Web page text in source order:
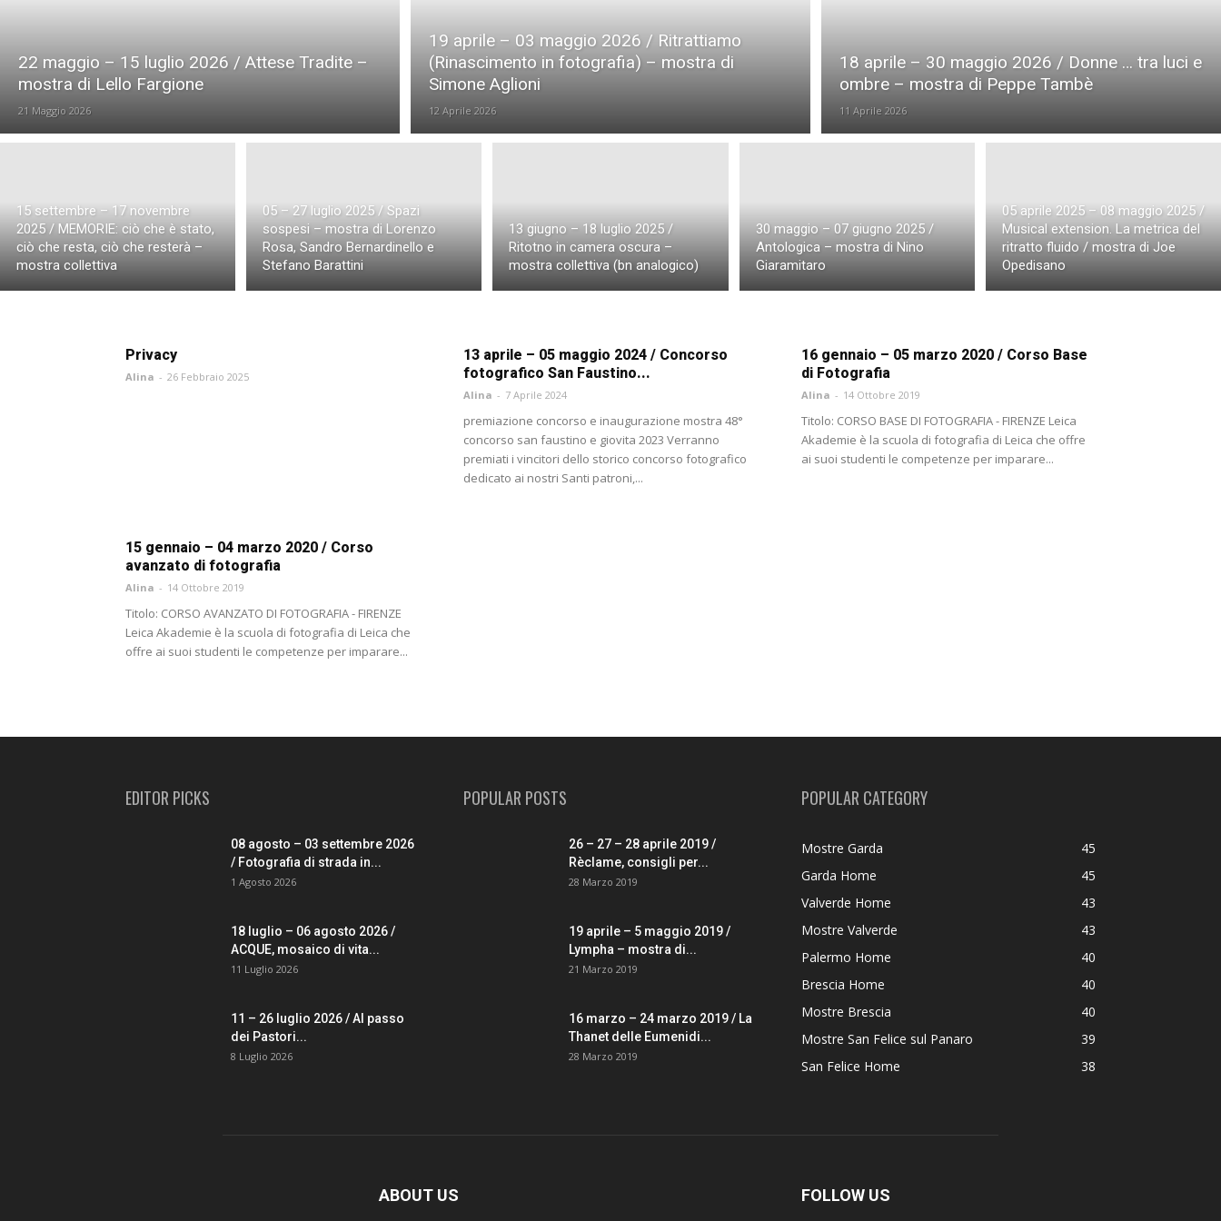
22 maggio – 15 luglio 2026 / Attese Tradite –
mostra di Lello Fargione
21 Maggio 2026
19 aprile – 03 maggio 2026 / Ritrattiamo
(Rinascimento in fotografia) – mostra di
Simone Aglioni
12 Aprile 2026
18 aprile – 30 maggio 2026 / Donne … tra luci e
ombre – mostra di Peppe Tambè
11 Aprile 2026
15 settembre – 17 novembre
2025 / MEMORIE: ciò che è stato,
ciò che resta, ciò che resterà –
mostra collettiva
05 – 27 luglio 2025 / Spazi
sospesi – mostra di Lorenzo
Rosa, Sandro Bernardinello e
Stefano Barattini
13 giugno – 18 luglio 2025 /
Ritotno in camera oscura –
mostra collettiva (bn analogico)
30 maggio – 07 giugno 2025 /
Antologica – mostra di Nino
Giaramitaro
05 aprile 2025 – 08 maggio 2025 /
Musical extension. La metrica del
ritratto fluido / mostra di Joe
Opedisano
Privacy
Alina - 26 Febbraio 2025
13 aprile – 05 maggio 2024 / Concorso
fotografico San Faustino...
Alina - 7 Aprile 2024
premiazione concorso e inaugurazione mostra 48°
concorso san faustino e giovita 2023 Verranno
premiati i vincitori dello storico concorso fotografico
dedicato ai nostri Santi patroni,...
16 gennaio – 05 marzo 2020 / Corso Base
di Fotografia
Alina - 14 Ottobre 2019
Titolo: CORSO BASE DI FOTOGRAFIA - FIRENZE Leica
Akademie è la scuola di fotografia di Leica che offre
ai suoi studenti le competenze per imparare...
15 gennaio – 04 marzo 2020 / Corso
avanzato di fotografia
Alina - 14 Ottobre 2019
Titolo: CORSO AVANZATO DI FOTOGRAFIA - FIRENZE
Leica Akademie è la scuola di fotografia di Leica che
offre ai suoi studenti le competenze per imparare...
EDITOR PICKS
08 agosto – 03 settembre 2026
/ Fotografia di strada in...
1 Agosto 2026
18 luglio – 06 agosto 2026 /
ACQUE, mosaico di vita...
11 Luglio 2026
11 – 26 luglio 2026 / Al passo
dei Pastori...
8 Luglio 2026
POPULAR POSTS
26 – 27 – 28 aprile 2019 /
Rèclame, consigli per...
28 Marzo 2019
19 aprile – 5 maggio 2019 /
Lympha – mostra di...
21 Marzo 2019
16 marzo – 24 marzo 2019 / La
Thanet delle Eumenidi...
28 Marzo 2019
POPULAR CATEGORY
Mostre Garda
45
Garda Home
45
Valverde Home
43
Mostre Valverde
43
Palermo Home
40
Brescia Home
40
Mostre Brescia
40
Mostre San Felice sul Panaro
39
San Felice Home
38
ABOUT US FOLLOW US